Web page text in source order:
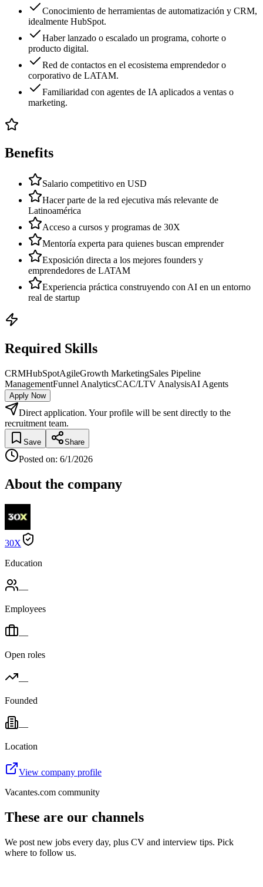
Conocimiento de herramientas de automatización y CRM,
idealmente HubSpot.
Haber lanzado o escalado un programa, cohorte o
producto digital.
Red de contactos en el ecosistema emprendedor o
corporativo de LATAM.
Familiaridad con agentes de IA aplicados a ventas o
marketing.
Benefits
Salario competitivo en USD
Hacer parte de la red ejecutiva más relevante de
Latinoamérica
Acceso a cursos y programas de 30X
Mentoría experta para quienes buscan emprender
Exposición directa a los mejores founders y
emprendedores de LATAM
Experiencia práctica construyendo con AI en un entorno
real de startup
Required Skills
CRMHubSpotAgileGrowth MarketingSales Pipeline
ManagementFunnel AnalyticsCAC/LTV AnalysisAI Agents
Apply Now
Direct application. Your profile will be sent directly to the
recruitment team.
Save Share
Posted on: 6/1/2026
About the company
30X
Education
—
Employees
—
Open roles
—
Founded
—
Location
View company profile
Vacantes.com community
These are our channels
We post new jobs every day, plus CV and interview tips. Pick
where to follow us.